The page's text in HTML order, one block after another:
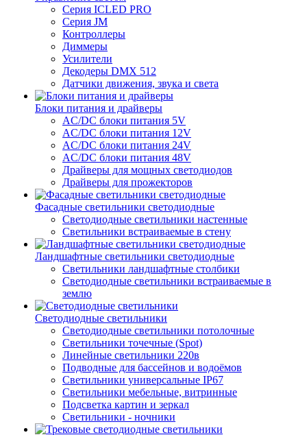
Серия ICLED PRO
Серия JM
Контроллеры
Диммеры
Усилители
Декодеры DMX 512
Датчики движения, звука и света
Блоки питания и драйверы
AC/DC блоки питания 5V
AC/DC блоки питания 12V
AC/DC блоки питания 24V
AC/DC блоки питания 48V
Драйверы для мощных светодиодов
Драйверы для прожекторов
Фасадные светильники светодиодные
Светодиодные светильники настенные
Светильники встраиваемые в стену
Ландшафтные светильники светодиодные
Светильники ландшафтные столбики
Светодиодные светильники встраиваемые в
землю
Светодиодные светильники
Светодиодные светильники потолочные
Светильники точечные (Spot)
Линейные светильники 220в
Подводные для бассейнов и водоёмов
Светильники универсальные IP67
Светильники мебельные, витринные
Подсветка картин и зеркал
Светильники - ночники